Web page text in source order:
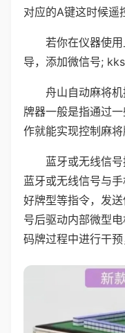
对应的A键这时候遥
若你在仪器使
导，添加微信号;
舟山自动麻将
牌器一般是指通过
作就能实现控制麻将
蓝牙或无线信
蓝牙或无线信号与
好牌型等指令，发
号后驱动内部微型
码牌过程中进行干预